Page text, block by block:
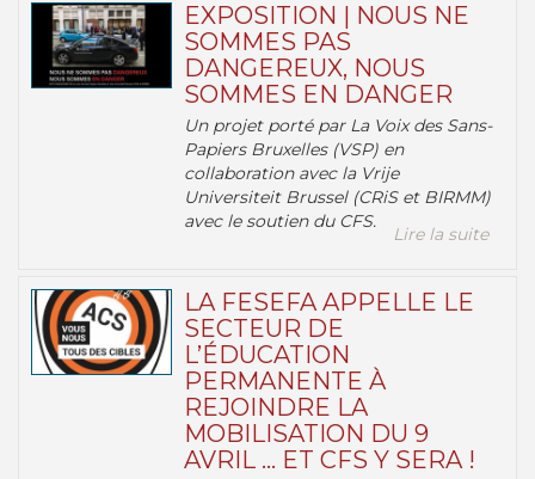
EXPOSITION | NOUS NE
SOMMES PAS
DANGEREUX, NOUS
SOMMES EN DANGER
Un projet porté par La Voix des Sans-
Papiers Bruxelles (VSP) en
collaboration avec la Vrije
Universiteit Brussel (CRiS et BIRMM)
avec le soutien du CFS.
Lire la suite
LA FESEFA APPELLE LE
SECTEUR DE
L’ÉDUCATION
PERMANENTE À
REJOINDRE LA
MOBILISATION DU 9
AVRIL … ET CFS Y SERA !